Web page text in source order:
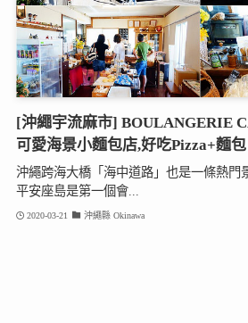
[沖繩宇流麻市] BOULANGERIE
可愛海景小麵包店,好吃Pizza+麵包
沖繩跨海大橋「海中道路」也是一條熱門
平安座島是第一個會...
2020-03-21 沖繩縣 Okinawa